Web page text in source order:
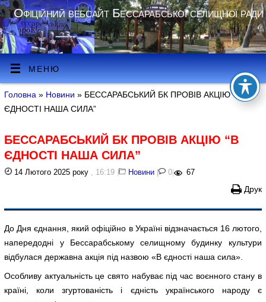
Офіційний вебсайт Бессарабської селищної ради
МЕНЮ
Головна » Новини » БЕССАРАБСЬКИЙ БК ПРОВІВ АКЦІЮ “В
ЄДНОСТІ НАША СИЛА”
БЕССАРАБСЬКИЙ БК ПРОВІВ АКЦІЮ “В
ЄДНОСТІ НАША СИЛА”
14 Лютого 2025 року , 16:19 | Новини | 0 | 67
Друк
До Дня єднання, який офіційно в Україні відзначається 16 лютого,
напередодні у Бессарабському селищному будинку культури
відбулася державна акція під назвою «В єдності наша сила».
Особливу актуальність це свято набуває під час воєнного стану в
країні, коли згуртованість і єдність українського народу є